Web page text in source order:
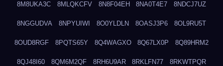
8M8UKA3C 8MLQKCFV 8N8F04EH 8NA0T4E7 8NDCJ7UZ
8NGGUDVA 8NPYUIWI 8O0YLDLN 8OASJ3P6 8OL9RU5T
8OUD8RGF 8PQTS65Y 8Q4WAGXO 8Q67LX0P 8Q89HRM2
8QJ48I60 8QM6M2QF 8RH6U9AR 8RKLFN77 8RKWTPQR